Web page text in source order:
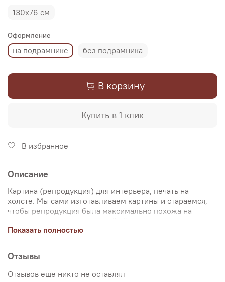
130х76 см
Оформление
на подрамнике без подрамника
В корзину
Купить в 1 клик
В избранное
Описание
Картина (репродукция) для интерьера, печать на
холсте. Мы сами изготавливаем картины и стараемся,
чтобы репродукция была максимально похожа на
Именно поэтому, мы уделяем особое внимание
печати используются художественный хлопковый холст
и экологические чернила. Репродукцию можно купить
на подрамнике (деревянный подрамник, галерейная
Показать полностью
Отзывы
Отзывов еще никто не оставлял